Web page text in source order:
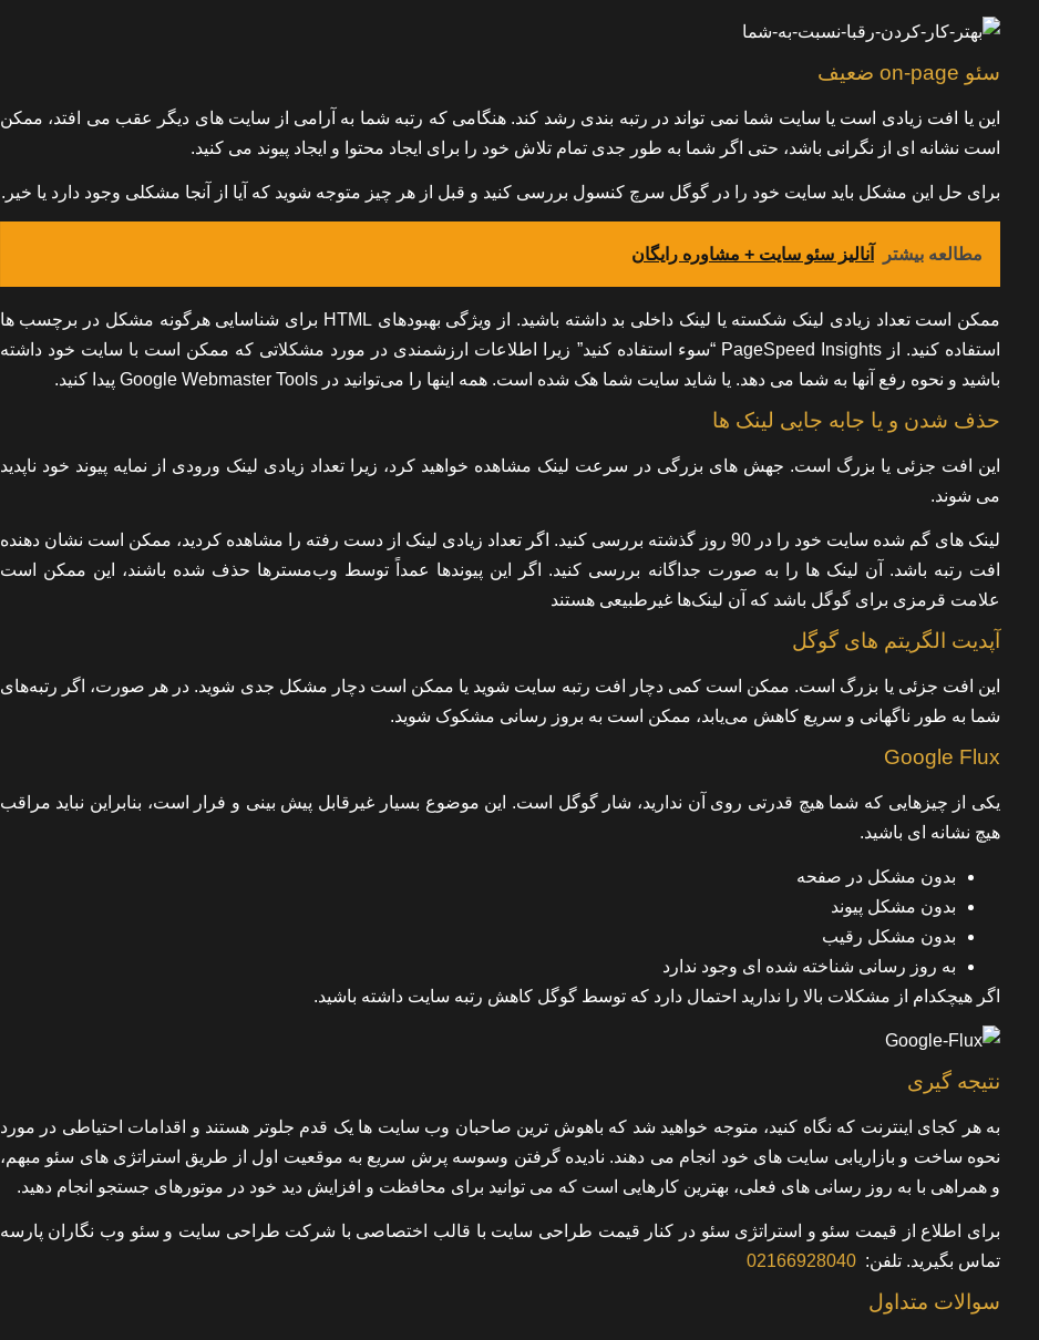
سئو on-page ضعیف
این یا افت زیادی است یا سایت شما نمی تواند در رتبه بندی رشد کند. هنگامی که رتبه شما به آرامی از سایت های دیگر عقب می افتد، ممکن
است نشانه ای از نگرانی باشد، حتی اگر شما به طور جدی تمام تلاش خود را برای ایجاد محتوا و ایجاد پیوند می کنید.
برای حل این مشکل باید سایت خود را در گوگل سرچ کنسول بررسی کنید و قبل از هر چیز متوجه شوید که آیا از آنجا مشکلی وجود دارد یا خیر.
مطالعه بیشتر آنالیز سئو سایت + مشاوره رایگان
ممکن است تعداد زیادی لینک شکسته یا لینک داخلی بد داشته باشید. از ویژگی بهبودهای HTML برای شناسایی هرگونه مشکل در برچسب ها
استفاده کنید. از PageSpeed ​​Insights “سوء استفاده کنید” زیرا اطلاعات ارزشمندی در مورد مشکلاتی که ممکن است با سایت خود داشته
باشید و نحوه رفع آنها به شما می دهد. یا شاید سایت شما هک شده است. همه اینها را می‌توانید در Google Webmaster Tools پیدا کنید.
حذف شدن و یا جابه جایی لینک ها
این افت جزئی یا بزرگ است. جهش های بزرگی در سرعت لینک مشاهده خواهید کرد، زیرا تعداد زیادی لینک ورودی از نمایه پیوند خود ناپدید
می شوند.
لینک های گم شده سایت خود را در 90 روز گذشته بررسی کنید. اگر تعداد زیادی لینک از دست رفته را مشاهده کردید، ممکن است نشان دهنده
افت رتبه باشد. آن لینک ها را به صورت جداگانه بررسی کنید. اگر این پیوندها عمداً توسط وب‌مسترها حذف شده باشند، این ممکن است
علامت قرمزی برای گوگل باشد که آن لینک‌ها غیرطبیعی هستند
آپدیت الگریتم های گوگل
این افت جزئی یا بزرگ است. ممکن است کمی دچار افت رتبه سایت شوید یا ممکن است دچار مشکل جدی شوید. در هر صورت، اگر رتبه‌های
شما به طور ناگهانی و سریع کاهش می‌یابد، ممکن است به بروز رسانی مشکوک شوید.
Google Flux
یکی از چیزهایی که شما هیچ قدرتی روی آن ندارید، شار گوگل است. این موضوع بسیار غیرقابل پیش بینی و فرار است، بنابراین نباید مراقب
هیچ نشانه ای باشید.
بدون مشکل در صفحه
بدون مشکل پیوند
بدون مشکل رقیب
به روز رسانی شناخته شده ای وجود ندارد
اگر هیچکدام از مشکلات بالا را ندارید احتمال دارد که توسط گوگل کاهش رتبه سایت داشته باشید.
نتیجه گیری
به هر کجای اینترنت که نگاه کنید، متوجه خواهید شد که باهوش ترین صاحبان وب سایت ها یک قدم جلوتر هستند و اقدامات احتیاطی در مورد
نحوه ساخت و بازاریابی سایت های خود انجام می دهند. نادیده گرفتن وسوسه پرش سریع به موقعیت اول از طریق استراتژی های سئو مبهم،
و همراهی با به روز رسانی های فعلی، بهترین کارهایی است که می توانید برای محافظت و افزایش دید خود در موتورهای جستجو انجام دهید.
برای اطلاع از قیمت سئو و استراتژی سئو در کنار قیمت طراحی سایت با قالب اختصاصی با شرکت طراحی سایت و سئو وب نگاران پارسه
تماس بگیرید. تلفن: 02166928040
سوالات متداول